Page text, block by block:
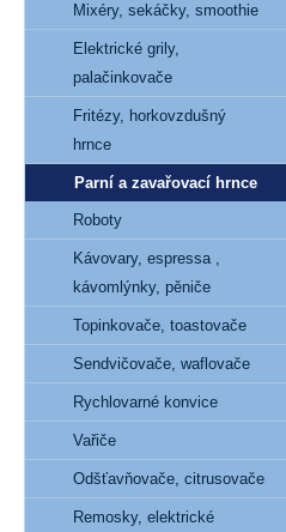
Mixéry, sekáčky, smoothie
Elektrické grily,
palačinkovače
Fritézy, horkovzdušný
hrnce
Parní a zavařovací hrnce
Roboty
Kávovary, espressa ,
kávomlýnky, pěniče
Topinkovače, toastovače
Sendvičovače, waflovače
Rychlovarné konvice
Vařiče
Odšťavňovače, citrusovače
Remosky, elektrické